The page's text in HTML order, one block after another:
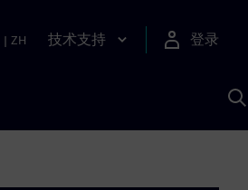
| ZH 技术支持 登录